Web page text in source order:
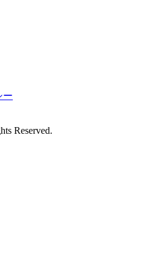
ー
Reserved.